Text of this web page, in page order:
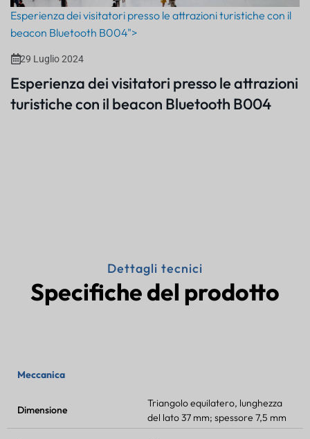
Esperienza dei visitatori presso le attrazioni turistiche con il
beacon Bluetooth B004">
29 Luglio 2024
Esperienza dei visitatori presso le attrazioni
turistiche con il beacon Bluetooth B004
Dettagli tecnici
Specifiche del prodotto
Meccanica
Dimensione
Triangolo equilatero, lunghezza
del lato 37 mm; spessore 7,5 mm